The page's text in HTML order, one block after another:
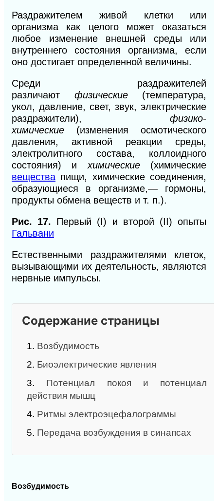
Раздражителем живой клетки или
организма как целого может оказаться
любое изменение внешней среды или
внутреннего состояния организма, если
оно достигает определенной величины.
Среди раздражителей
различают физические (температура,
укол, давление, свет, звук, электрические
раздражители), физико-
химические (изменения осмотического
давления, активной реакции среды,
электролитного состава, коллоидного
состояния) ихимические (химические
веществапищи, химические соединения,
образующиеся в организме,— гормоны,
продукты обмена веществ и т. п.).
Рис. 17. Первый (I) и второй (II)опыты
Гальвани
Естественными раздражителями клеток,
вызывающими их деятельность, являются
нервные импульсы.
Содержание страницы
1. Возбудимость
2. Биоэлектрические явления
3. Потенциал покоя и потенциал
действия мышц
4. Ритмы электроэцефалограммы
5. Передача возбуждения в синапсах
Возбудимость